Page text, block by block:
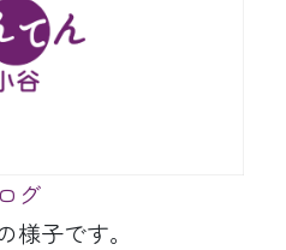
グ
子です。